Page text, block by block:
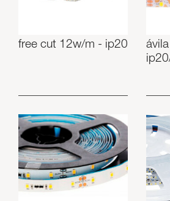
free cut 12w/m - ip20